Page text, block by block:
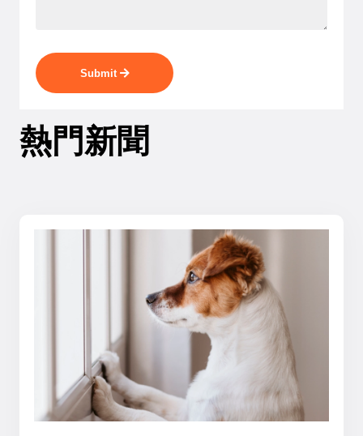
Submit
熱門新聞